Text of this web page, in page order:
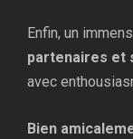
Enfin, un
partenaires et
avec
Bien